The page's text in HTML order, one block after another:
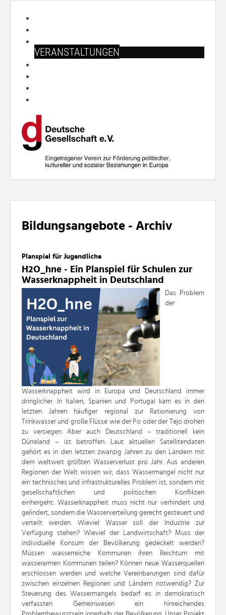
VERANSTALTUNGEN
PUBLIKATIONEN
Bildungsangebote - Archiv
Planspiel für Jugendliche
H2O_hne - Ein Planspiel für Schulen zur
Wasserknappheit in Deutschland
Das Problem
der
Wasserknappheit wird in Europa und Deutschland immer
dringlicher. In Italien, Spanien und Portugal kam es in den
letzten Jahren häufiger regional zur
Rationierung von
Trinkwasser und große Flüsse wie der Po oder der Tejo drohen
zu versiegen. Aberauch Deutschland – traditionell kein
Dürreland – ist betroffen: Laut aktuellen Satellitendaten
gehört es in den letzten zwanzig Jahren zu den Ländern mit
dem weltweit größten Wasserverlust pro Jahr. Aus anderen
Regionen der Welt wissen wir, dass Wassermangel nicht nur
ein technisches und infrastrukturelles Problem ist, sondern mit
gesellschaftlichen und politischen Konflikten
einhergeht: Wasserknappheit muss nicht nur verhindert und
gelindert, sondern die Wasserverteilung gerecht gesteuert und
verteilt werden. Wieviel Wasser soll der Industrie zur
Verfügung stehen? Wieviel der
Landwirtschaft? Muss der
individuelle Konsum der Bevölkerung gedeckelt werden?
Müssen wasserreiche Kommunen ihren Reichtum mit
wasserarmen Kommunen teilen? Können neue Wasserquellen
erschlossen werden und welche Vereinbarungen sind dafür
zwischen einzelnen
Regionen und Ländern notwendig? Zur
Steuerung des Wassermangels bedarf es in demokratisch
verfassten Gemeinwesen ein
hinreichendes